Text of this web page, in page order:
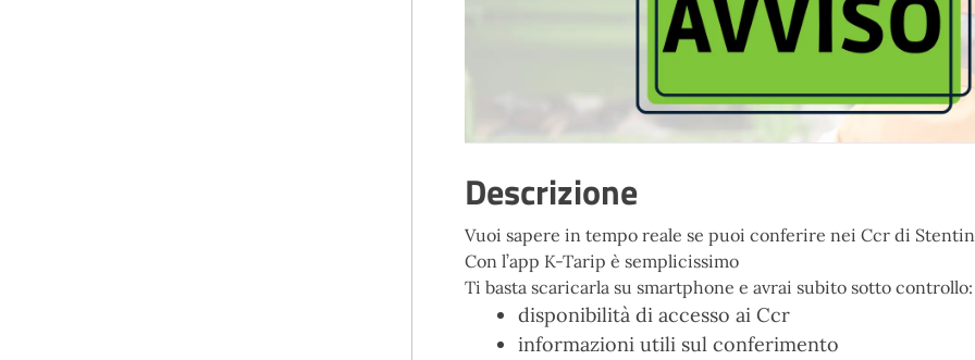
Descrizione
Vuoi sapere in tempo reale se puoi conferire nei Ccr di
Con l’app K-Tarip è semplicissimo
Ti basta scaricarla su smartphone e avrai subito sotto controllo:
disponibilità di accesso ai Ccr
informazioni utili sul conferimento